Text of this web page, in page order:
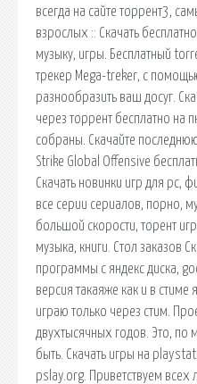
всегда на сайте торрент3,
взрослых :: Скачать
музыку, игры. Бесплатный
трекер Mega-treker, с
разнообразить ваш досуг.
через торрент бесплатно на
собраны. Скачайте
Strike Global Offensive
Скачать новинки игр для pc,
все серии сериалов, порно,
большой скорости, торент
музыка, книги. Стол заказов
программы с яндекс диска,
версия такаяже как и в стиме
играю только через стим.
двухтысячных годов. Это,
быть. Скачать игры на
pslay.org. Приветствуем всех